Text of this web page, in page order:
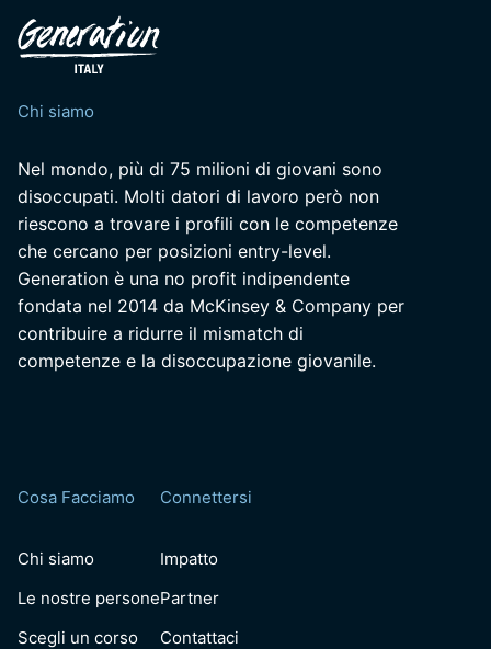
Chi siamo
Nel mondo, più di 75 milioni di giovani sono
disoccupati. Molti datori di lavoro però non
riescono a trovare i profili con le competenze
che cercano per posizioni entry-level.
Generation è una no profit indipendente
fondata nel 2014 da McKinsey & Company per
contribuire a ridurre il mismatch di
competenze e la disoccupazione giovanile.
Cosa Facciamo
Chi siamo
Le nostre persone
Scegli un corso
Connettersi
Impatto
Partner
Contattaci